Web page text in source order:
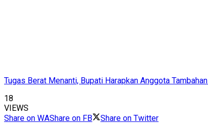
Tugas Berat Menanti, Bupati Harapkan Anggota
18
VIEWS
Share on WAShare on FB Share on Twitter